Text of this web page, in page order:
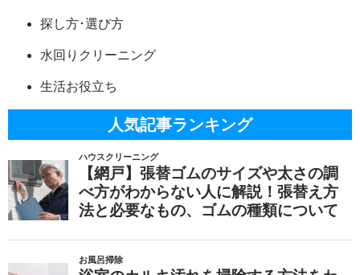
探し方･選び方
水回りクリーニング
生活お役立ち
人気記事ランキング